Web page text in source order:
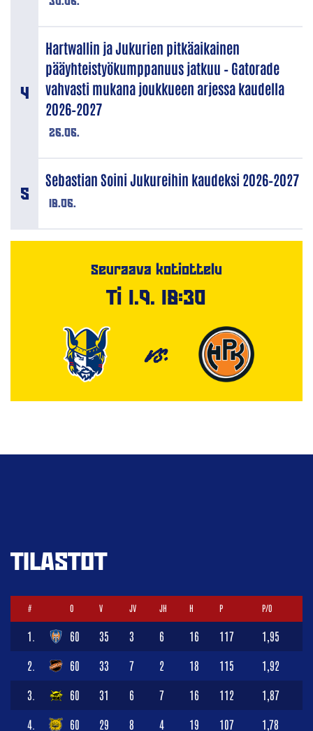
26.06.
Hartwallin ja Jukurien pitkäaikainen
pääyhteistyökumppanuus jatkuu – Gatorade
vahvasti mukana joukkueen arjessa kaudella
2026–2027
18.06.
Sebastian Soini Jukureihin kaudeksi 2026–2027
Seuraava kotiottelu
Ti 1.9. 18:30
VS.
TILASTOT
# O V JV JH H P P/O
1. 60 35 3 6 16 117 1,95
2. 60 33 7 2 18 115 1,92
3. 60 31 6 7 16 112 1,87
4. 60 29 8 4 19 107 1,78